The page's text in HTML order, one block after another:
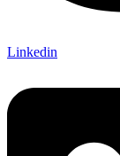
Linkedin